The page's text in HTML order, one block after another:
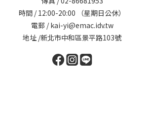
時間 / 12:00-20:00 （星期日公休）
電郵 / kai-yi@emac.idv.tw
地址 /新北市中和區景平路103號